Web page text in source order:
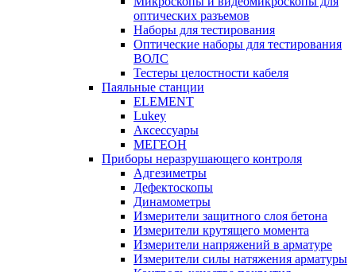
оптических разъемов
Наборы для тестирования
Оптические наборы для тестирования
ВОЛС
Тестеры целостности кабеля
Паяльные станции
ELEMENT
Lukey
Аксессуары
МЕГЕОН
Приборы неразрушающего контроля
Адгезиметры
Дефектоскопы
Динамометры
Измерители защитного слоя бетона
Измерители крутящего момента
Измерители напряжений в арматуре
Измерители силы натяжения арматуры